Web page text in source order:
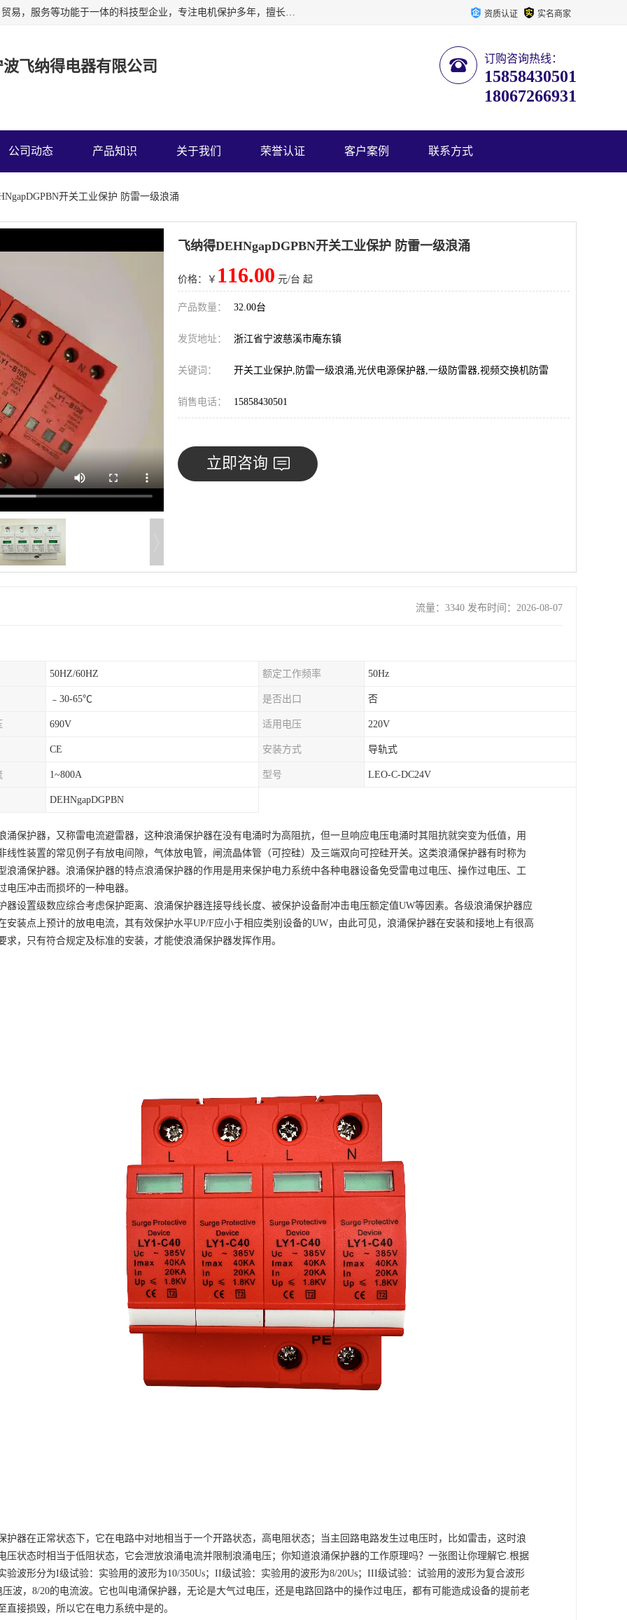
宁波飞纳得电器有限公司以工业电器为主导，集研发，制造，贸易，服务等功能于一体的科技型企业，专注电机保护多年，擅长单片机技术在工业控制、电力电子、汽车电子等领域的应用。主要产品有电机保护器，缺相保护器，相序保护器，电压电流表，浪涌保护器，温控器等我们的使命是通过系统的解决方案为客户创造高的价值，我们也热诚欢迎国内外客户来公司考察交流。 资质认证 实名商家
波飞纳得电器有限公司 订购咨询热线：
15858430501
18067266931
公司动态 产品知识 关于我们 荣誉认证 客户案例 联系方式
开关工业保护 防雷一级浪涌
飞纳得DEHNgapDGPBN开关工业保护 防雷一级浪涌
价格：￥ 116.00 元/台 起
产品数量： 32.00台
发货地址： 浙江省宁波慈溪市庵东镇
关键词： 开关工业保护,防雷一级浪涌,光伏电源保护器,一级防雷器,视频交换机防雷
销售电话： 15858430501
立即咨询
流量：3340 发布时间：2026-08-07
50HZ/60HZ 额定工作频率 50Hz
﹣30-65℃ 是否出口 否
690V 适用电压 220V
CE 安装方式 导轨式
1~800A 型号 LEO-C-DC24V
DEHNgapDGPBN
涌保护器，又称雷电流避雷器，这种浪涌保护器在没有电涌时为高阻抗，但一旦响应电压电涌时其阻抗就突变为低值，用
线性装置的常见例子有放电间隙，气体放电管，闸流晶体管（可控硅）及三端双向可控硅开关。这类浪涌保护器有时称为
浪涌保护器。浪涌保护器的特点浪涌保护器的作用是用来保护电力系统中各种电器设备免受雷电过电压、操作过电压、工
电压冲击而损坏的一种电器。
器设置级数应综合考虑保护距离、浪涌保护器连接导线长度、被保护设备耐冲击电压额定值UW等因素。各级浪涌保护器应
安装点上预计的放电电流，其有效保护水平UP/F应小于相应类别设备的UW， 由此可见，浪涌保护器在安装和接地上有很高
求，只有符合规定及标准的安装，才能使浪涌保护器发挥作用。
护器在正常状态下，它在电路中对地相当于一个开路状态，高电阻状态；当主回路电路发生过电压时，比如雷击，这时浪
压状态时相当于低阻状态，它会泄放浪涌电流并限制浪涌电压；你知道浪涌保护器的工作原理吗？一张图让你理解它.根据
验波形分为I级试验：实验用的波形为10/350Us；II级试验：实验用的波形为8/20Us；III级试验：试验用的波形为复合波形
压波，8/20的电流波。它也叫电涌保护器，无论是大气过电压，还是电路回路中的操作过电压，都有可能造成设备的提前老
直接损毁，所以它在电力系统中是的。